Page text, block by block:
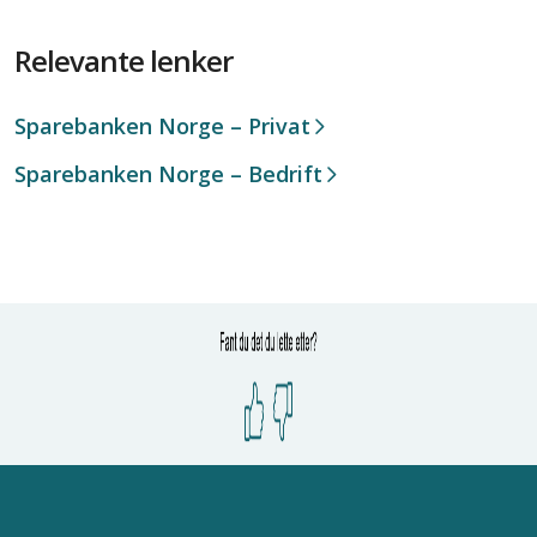
Relevante lenker
Sparebanken Norge – Privat
Sparebanken Norge – Bedrift